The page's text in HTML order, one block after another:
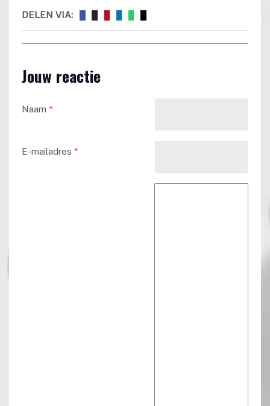
DELEN VIA:
Jouw reactie
Naam *
E-mailadres *